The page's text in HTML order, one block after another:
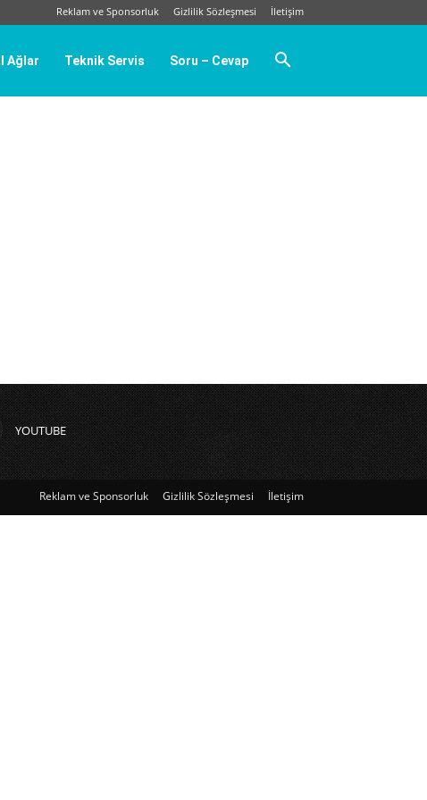
Reklam ve Sponsorluk Gizlilik Sözleşmesi İletişim
Ağlar Teknik Servis Soru – Cevap
YOUTUBE
Reklam ve Sponsorluk Gizlilik Sözleşmesi İletişim